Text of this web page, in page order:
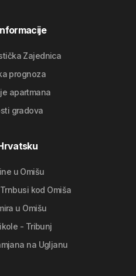
Zajednica
prognoza
apartmana
gradova
u Omišu
kod Omiša
u Omišu
- Tribunj
na Ugljanu